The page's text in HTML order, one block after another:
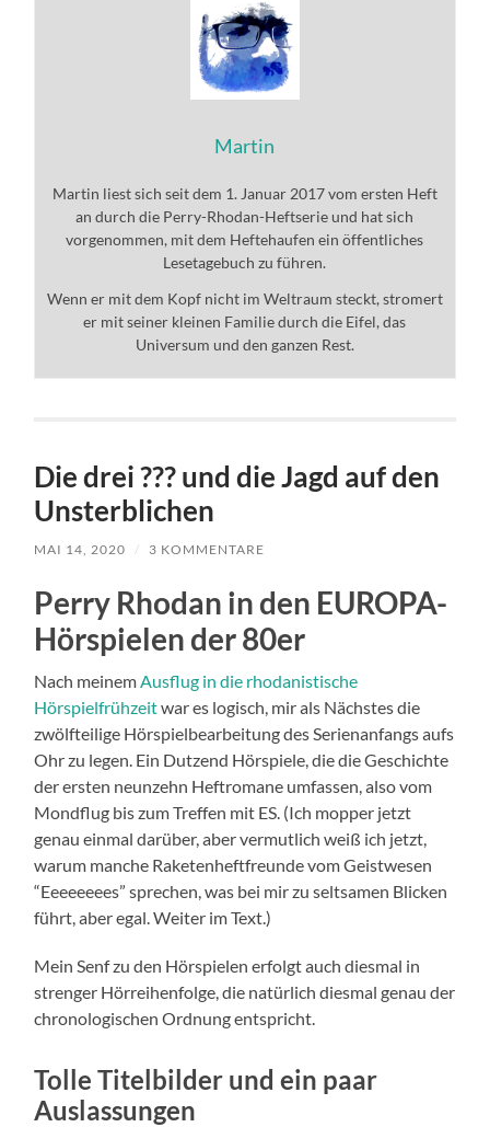
Martin
Martin liest sich seit dem 1. Januar 2017 vom ersten Heft
an durch die Perry-Rhodan-Heftserie und hat sich
vorgenommen, mit dem Heftehaufen ein öffentliches
Lesetagebuch zu führen.
Wenn er mit dem Kopf nicht im Weltraum steckt, stromert
er mit seiner kleinen Familie durch die Eifel, das
Universum und den ganzen Rest.
Die drei ??? und die Jagd auf den
Unsterblichen
MAI 14, 2020 / 3 KOMMENTARE
Perry Rhodan in den EUROPA-
Hörspielen der 80er
Nach meinem Ausflug in die rhodanistische
Hörspielfrühzeitwar es logisch, mir als Nächstes die
zwölfteilige Hörspielbearbeitung des Serienanfangs aufs
Ohr zu legen. Ein Dutzend Hörspiele, die die Geschichte
der ersten neunzehn Heftromane umfassen, also vom
Mondflug bis zum Treffen mit ES. (Ich mopper jetzt
genau einmal darüber, aber vermutlich weiß ich jetzt,
warum manche Raketenheftfreunde vom Geistwesen
“Eeeeeeees” sprechen, was bei mir zu seltsamen Blicken
führt, aber egal. Weiter im Text.)
Mein Senf zu den Hörspielen erfolgt auch diesmal in
strenger Hörreihenfolge, die natürlich diesmal genau der
chronologischen Ordnung entspricht.
Tolle Titelbilder und ein paar
Auslassungen